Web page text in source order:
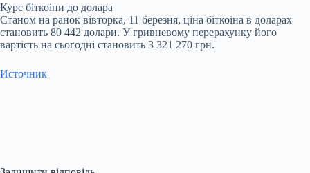
Курс біткоіни до долара
Станом на ранок вівторка, 11 березня, ціна біткоіна в доларах
становить 80 442 долари. У гривневому перерахунку його
вартість на сьогодні становить 3 321 270 грн.
Источник